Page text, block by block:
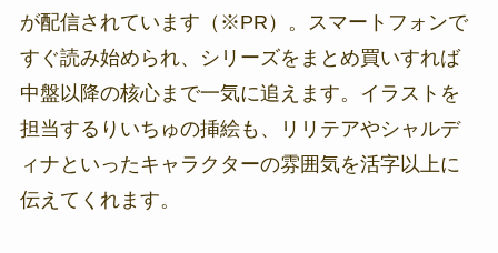
が配信されています（※PR）。スマートフォンで
すぐ読み始められ、シリーズをまとめ買いすれば
中盤以降の核心まで一気に追えます。イラストを
担当するりいちゅの挿絵も、リリテアやシャルデ
ィナといったキャラクターの雰囲気を活字以上に
伝えてくれます。